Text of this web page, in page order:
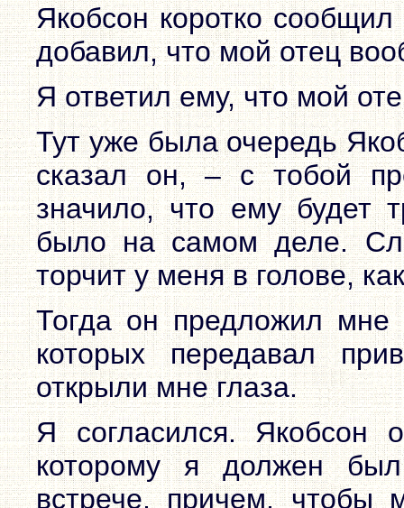
Якобсон коротко
добавил, что мой отец
Я ответил ему, что мой
Тут уже была очередь
сказал он, – с тобой
значило, что ему будет
было на самом деле.
торчит у меня в голове,
Тогда он предложил мне
которых передавал
открыли мне глаза.
Я согласился. Якобсон
которому я должен
встрече, причем, чтобы